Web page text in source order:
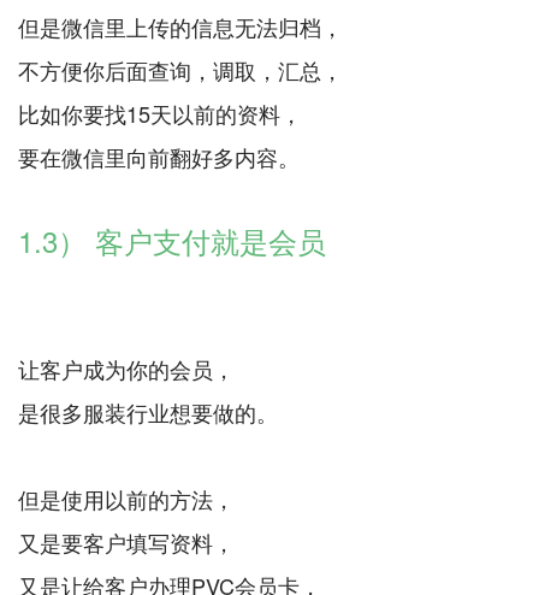
但是微信里上传的信息无法归档，
不方便你后面查询，调取，汇总，
比如你要找15天以前的资料，
要在微信里向前翻好多内容。
1.3） 客户支付就是会员
让客户成为你的会员，
是很多服装行业想要做的。
但是使用以前的方法，
又是要客户填写资料，
又是让给客户办理PVC会员卡，